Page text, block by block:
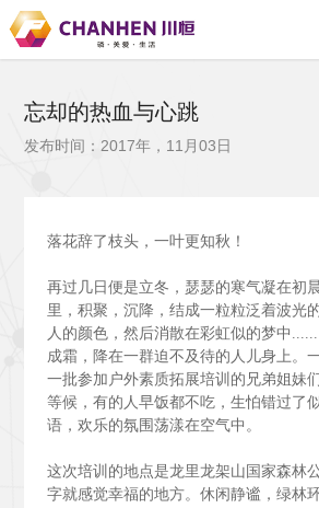
忘却的热血与心跳
发布时间：2017年，11月03日
落花辞了枝头，一叶更知秋！
再过几日便是立冬，瑟瑟的寒气凝在初
里，积聚，沉降，结成一粒粒泛着波光
人的颜色，然后消散在彩虹似的梦中......
成霜，降在一群迫不及待的人儿身上。
一批参加户外素质拓展培训的兄弟姐妹
等候，有的人早饭都不吃，生怕错过了
语，欢乐的氛围荡漾在空气中。
这次培训的地点是龙里龙架山国家森林
字就感觉幸福的地方。休闲静谧，绿林